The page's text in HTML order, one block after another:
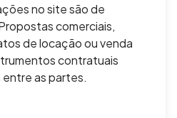
no site são de
comerciais,
de locação ou venda
contratuais
as partes.